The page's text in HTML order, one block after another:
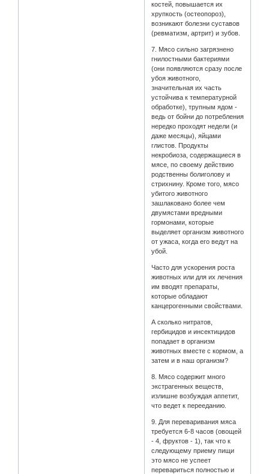
костей, повышается их
хрупкость (остеопороз),
возникают болезни суставов
(ревматизм, артрит) и зубов.
7. Мясо сильно загрязнено
гнилостными бактериями
(они появляются сразу после
убоя животного,
значительная их часть
устойчива к температурной
обработке), трупным ядом -
ведь от бойни до потребления
нередко проходят недели (и
даже месяцы), яйцами
глистов. Продукты
некробиоза, содержащиеся в
мясе, по своему действию
родственны болиголову и
стрихнину. Кроме того, мясо
убитого животного
зашлаковано более чем
двумястами вредными
гормонами, которые
выделяет организм животного
от ужаса, когда его ведут на
убой.
Часто для ускорения роста
животных или для их лечения
им вводят препараты,
которые обладают
канцерогенными свойствами.
А сколько нитратов,
гербицидов и инсектицидов
попадает в организм
животных вместе с кормом, а
затем и в наш организм?
8. Мясо содержит много
экстрагенных веществ,
излишне возбуждая аппетит,
что ведет к перееданию.
9. Для переваривания мяса
требуется 6-8 часов (овощей
- 4, фруктов - 1), так что к
следующему приему пищи
это мясо не успеет
перевариться полностью и